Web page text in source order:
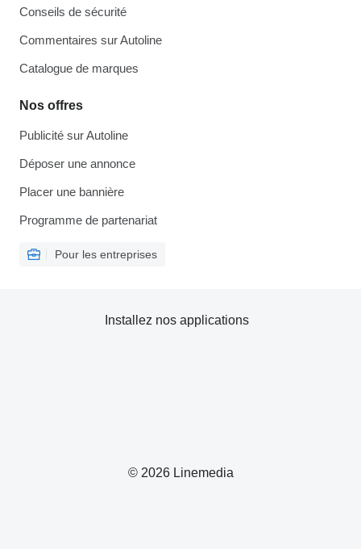
Conseils de sécurité
Commentaires sur Autoline
Catalogue de marques
Nos offres
Publicité sur Autoline
Déposer une annonce
Placer une bannière
Programme de partenariat
Pour les entreprises
© 2026 Linemedia
Installez nos applications